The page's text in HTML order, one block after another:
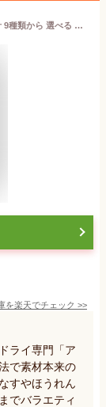
父の日 アマノフーズ フリーズドライ 減塩 味噌汁 9種類から 選べる 6種30食 詰め合わせ セット 【 送料無料 北海道沖縄以外】 即席みそ汁 インスタント味噌汁 常温保存 みそ汁 一人暮らし 仕送り 備蓄 非常食 お中元 2026 内祝い ギフト
を楽天でチェック >>
ライ専門「ア
で素材本来の
すやほうれん
でバラエティ